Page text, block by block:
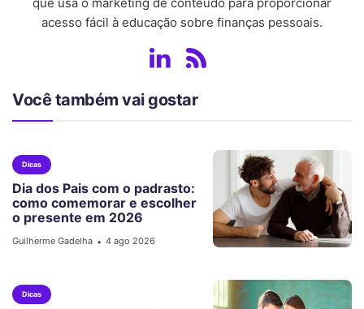
acesso fácil à educação sobre finanças pessoais.
Você também vai gostar
Dicas
Dia dos Pais com o padrasto:
como comemorar e escolher
o presente em 2026
Guilherme Gadelha • 4 ago 2026
Dicas